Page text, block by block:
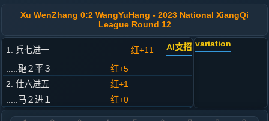
Xu WenZhang 0:2 WangYuHang - 2023 National XiangQi
League Round 12
1. 兵七进一 红+11 AI支招
.....砲２平３
红+5
2. 仕六进五
红+1
.....马２进１
红+0
3. 炮八平五
红+0
variation